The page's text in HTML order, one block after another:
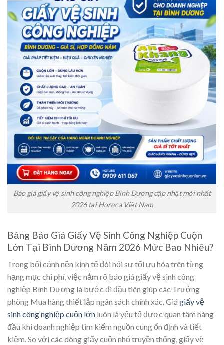
Báo giá giấy vệ sinh công nghiệp Bình Dương cập nhật mới nhất
2026 tại Horeca Việt Nam
Bảng Báo Giá Giấy Vệ Sinh Công Nghiệp Cuộn
Lớn Tại Bình Dương Năm 2026 Mức Bao Nhiêu?
Trong bối cảnh nền kinh tế đòi hỏi sự tối ưu hóa trên từng
hạng mục chi phí, việc nắm rõ báo giá giấy vệ sinh công
nghiệp Bình Dương là bước đi đầu tiên giúp các Trưởng
phòng Mua hàng thiết lập ngân sách chính xác. Giá giấy vệ
sinh công nghiệp cuộn lớn luôn là yếu tố được quan tâm hàng
đầu khi doanh nghiệp tìm kiếm nguồn cung ổn định và tiết
kiệm. So với các dòng giấy cuộn nhỏ truyền thống, giấy vệ